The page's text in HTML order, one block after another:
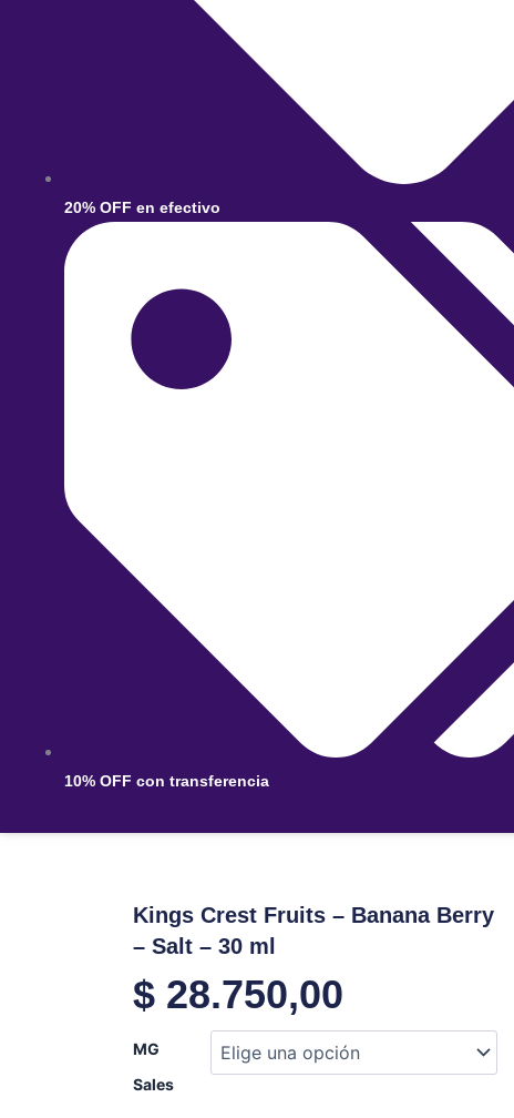
20% OFF en efectivo
10% OFF con transferencia
Kings Crest Fruits – Banana Berry
– Salt – 30 ml
$ 28.750,00
MG
Sales
Kings
Fruits